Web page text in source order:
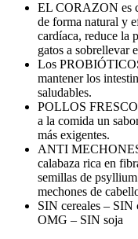
EL CORAZON es
de forma natural y
cardíaca, reduce la
gatos a sobrellevar
Los
mantener los
saludables.
POLLOS
a la comida un
más exigentes.
ANTI
calabaza rica en
semillas de
mechones de
SIN cereales – SIN
OMG – SIN soja